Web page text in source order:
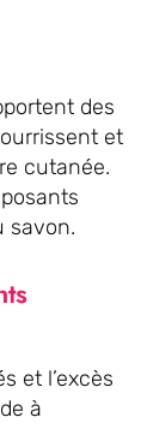
des
et
cutanée.
savon.
et l’excès
à